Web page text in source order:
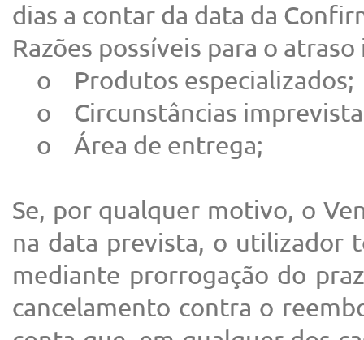
dias a contar da data da
Razões possíveis para o
o Produtos especializados;
o Circunstâncias
o Área de entrega;
Se, por qualquer motivo, o
na data prevista, o utilizador
mediante prorrogação do
cancelamento contra o